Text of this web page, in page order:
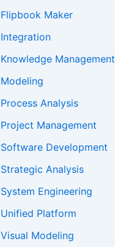
Flipbook Maker
Integration
Knowledge Management
Modeling
Process Analysis
Project Management
Software Development
Strategic Analysis
System Engineering
Unified Platform
Visual Modeling